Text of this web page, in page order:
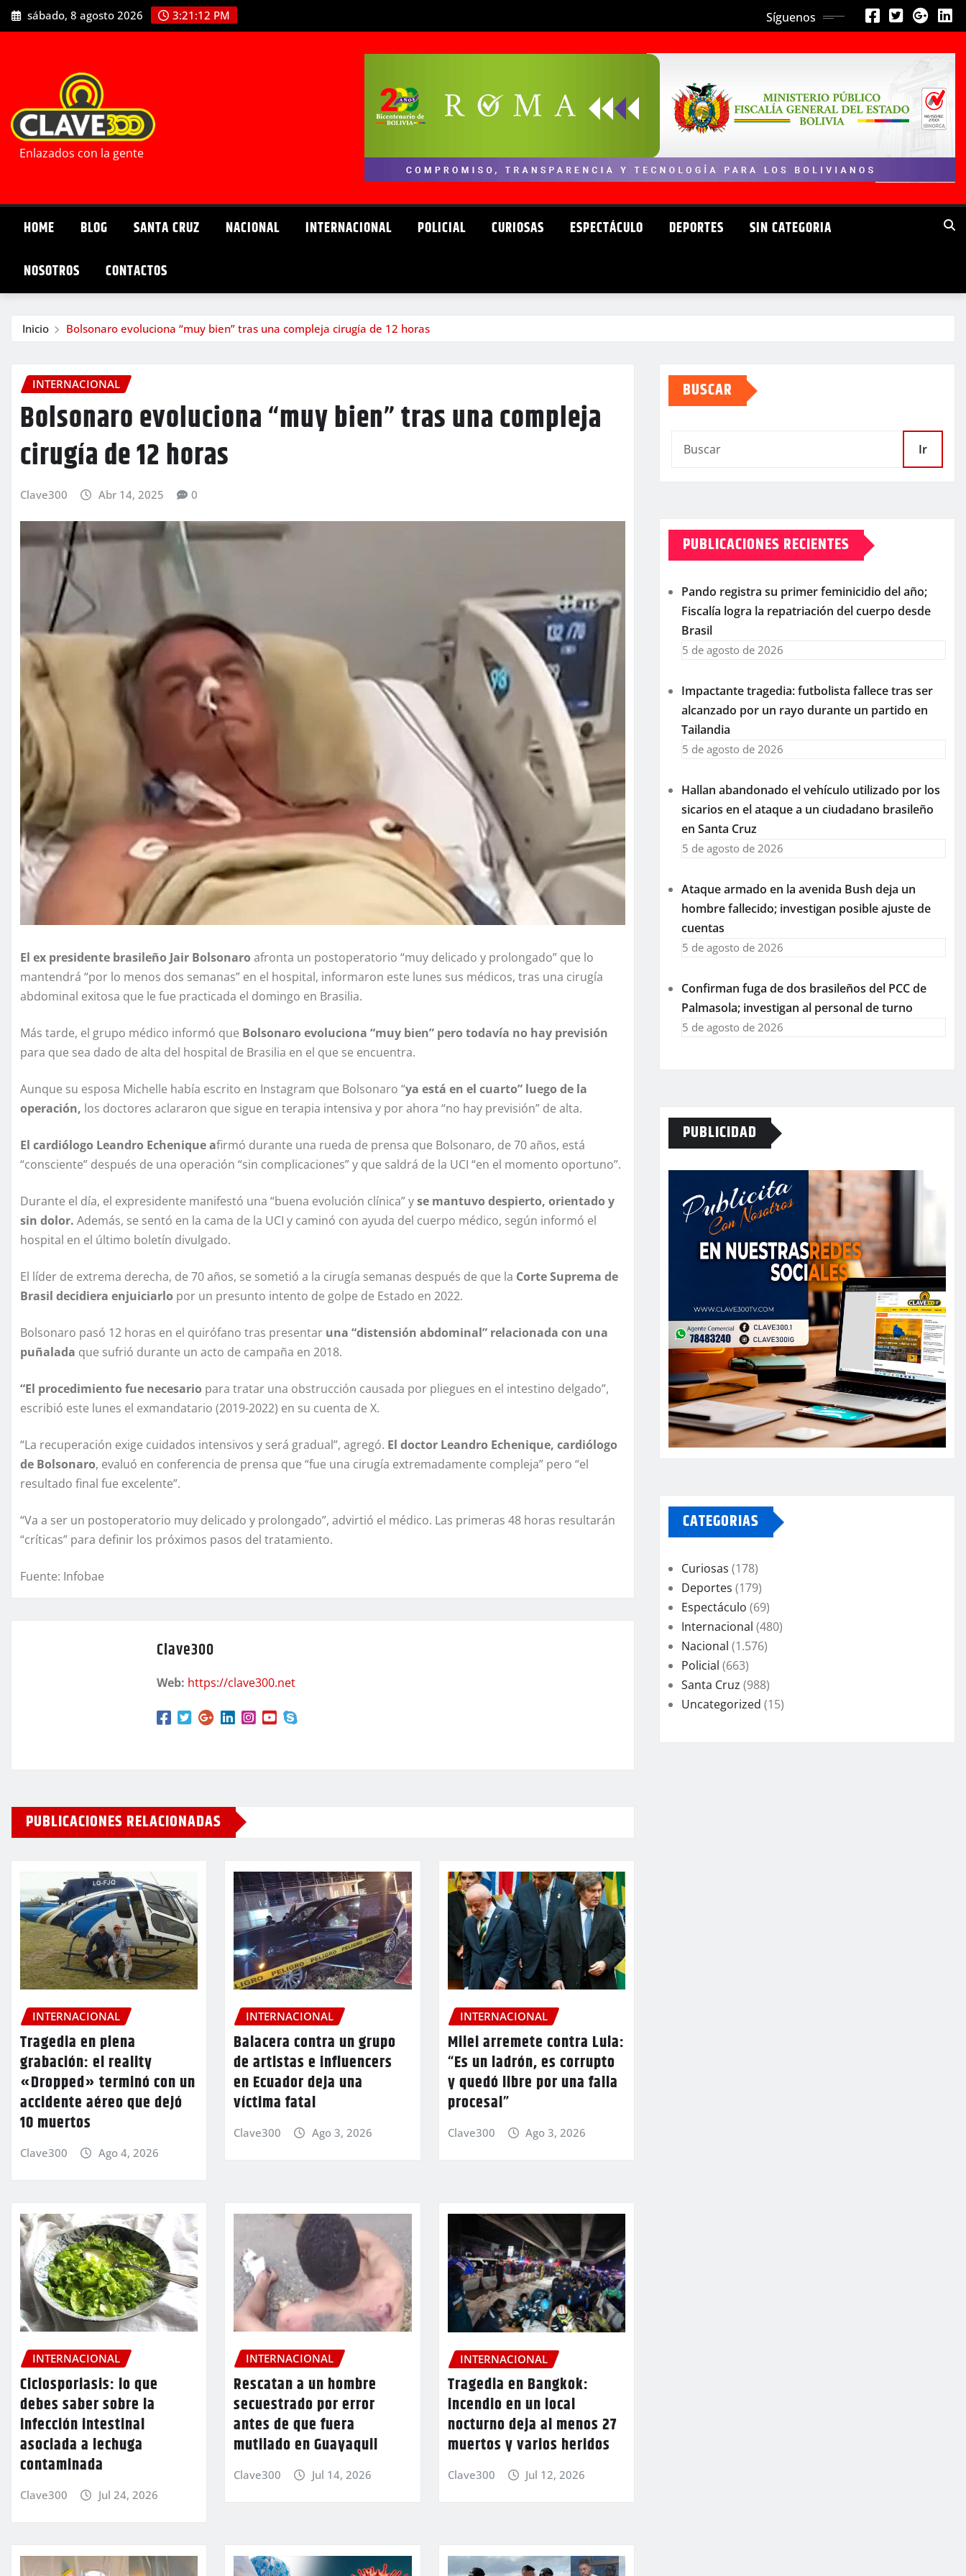
Saltar
al
sábado, 8 agosto 2026 3:21:13 PM Síguenos
Enlazados con la gente
HOME BLOG SANTA CRUZ NACIONAL INTERNACIONAL POLICIAL CURIOSAS ESPECTÁCULO DEPORTES SIN CATEGORIA
NOSOTROS CONTACTOS
Inicio Bolsonaro evoluciona “muy bien” tras una compleja cirugía de 12 horas
INTERNACIONAL
Bolsonaro evoluciona “muy bien” tras una compleja
cirugía de 12 horas
Clave300 Abr 14, 2025 0
El ex presidente brasileño Jair Bolsonaro afronta un postoperatorio “muy delicado y prolongado” que lo
mantendrá “por lo menos dos semanas” en el hospital, informaron este lunes sus médicos, tras una cirugía
abdominal exitosa que le fue practicada el domingo en Brasilia.
Más tarde, el grupo médico informó que Bolsonaro evoluciona “muy bien” pero todavía no hay previsión
para que sea dado de alta del hospital de Brasilia en el que se encuentra.
Aunque su esposa Michelle había escrito en Instagram que Bolsonaro “ya está en el cuarto” luego de la
operación, los doctores aclararon que sigue en terapia intensiva y por ahora “no hay previsión” de alta.
El cardiólogo Leandro Echenique afirmó durante una rueda de prensa que Bolsonaro, de 70 años, está
“consciente” después de una operación “sin complicaciones” y que saldrá de la UCI “en el momento oportuno”.
Durante el día, el expresidente manifestó una “buena evolución clínica” yse mantuvo despierto, orientado y
sin dolor. Además, se sentó en la cama de la UCI y caminó con ayuda del cuerpo médico, según informó el
hospital en el último boletín divulgado.
El líder de extrema derecha, de 70 años, se sometió a la cirugía semanas después de que la Corte Suprema de
Brasil decidiera enjuiciarlo por un presunto intento de golpe de Estado en 2022.
Bolsonaro pasó 12 horas en el quirófano tras presentar una “distensión abdominal” relacionada con una
puñalada que sufrió durante un acto de campaña en 2018.
“El procedimiento fue necesario para tratar una obstrucción causada por pliegues en el intestino delgado”,
escribió este lunes el exmandatario (2019-2022) en su cuenta de X.
“La recuperación exige cuidados intensivos y será gradual”, agregó. El doctor Leandro Echenique, cardiólogo
de Bolsonaro, evaluó en conferencia de prensa que “fue una cirugía extremadamente compleja” pero “el
resultado final fue excelente”.
“Va a ser un postoperatorio muy delicado y prolongado”, advirtió el médico. Las primeras 48 horas resultarán
“críticas” para definir los próximos pasos del tratamiento.
Fuente: Infobae
Clave300
Web: https://clave300.net
PUBLICACIONES RELACIONADAS
INTERNACIONAL
Tragedia en plena
grabación: el reality
«Dropped» terminó con un
accidente aéreo que dejó
10 muertos
Clave300 Ago 4, 2026
INTERNACIONAL
Balacera contra un grupo
de artistas e influencers
en Ecuador deja una
víctima fatal
Clave300 Ago 3, 2026
INTERNACIONAL
Milei arremete contra Lula:
“Es un ladrón, es corrupto
y quedó libre por una falla
procesal”
Clave300 Ago 3, 2026
INTERNACIONAL
Ciclosporiasis: lo que
debes saber sobre la
infección intestinal
asociada a lechuga
contaminada
Clave300 Jul 24, 2026
INTERNACIONAL
Rescatan a un hombre
secuestrado por error
antes de que fuera
mutilado en Guayaquil
Clave300 Jul 14, 2026
INTERNACIONAL
Tragedia en Bangkok:
incendio en un local
nocturno deja al menos 27
muertos y varios heridos
Clave300 Jul 12, 2026
BUSCAR
Ir
PUBLICACIONES RECIENTES
Pando registra su primer feminicidio del año;
Fiscalía logra la repatriación del cuerpo desde
Brasil
5 de agosto de 2026
Impactante tragedia: futbolista fallece tras ser
alcanzado por un rayo durante un partido en
Tailandia
5 de agosto de 2026
Hallan abandonado el vehículo utilizado por los
sicarios en el ataque a un ciudadano brasileño
en Santa Cruz
5 de agosto de 2026
Ataque armado en la avenida Bush deja un
hombre fallecido; investigan posible ajuste de
cuentas
5 de agosto de 2026
Confirman fuga de dos brasileños del PCC de
Palmasola; investigan al personal de turno
5 de agosto de 2026
PUBLICIDAD
CATEGORIAS
Curiosas (178)
Deportes (179)
Espectáculo (69)
Internacional (480)
Nacional (1.576)
Policial (663)
Santa Cruz (988)
Uncategorized (15)